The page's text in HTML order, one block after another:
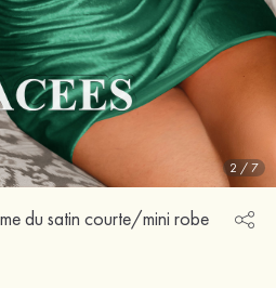
2 /7
du satin courte/mini robe